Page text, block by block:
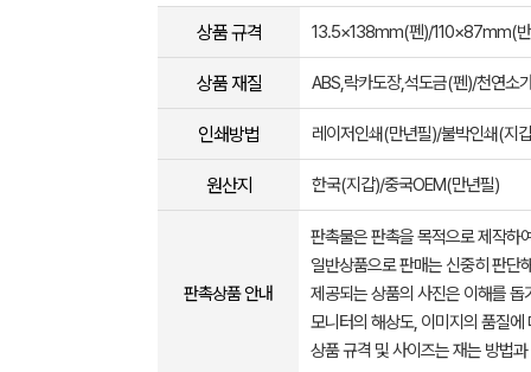
상품 규격 13.5×138mm(펜)/110×87mm(
상품 재질 ABS,락카도장,석도금(펜)/천연소
인쇄방법 레이저인쇄(만년필)/불박인쇄(지
원산지 한국(지갑)/중국OEM(만년필)
판촉상품 안내
판촉물은 판촉을 목적으로 제작하
일반상품으로 판매는 신중히 판단
제공되는 상품의 사진은 이해를
모니터의 해상도, 이미지의 품질
상품 규격 및 사이즈는 재는 방법